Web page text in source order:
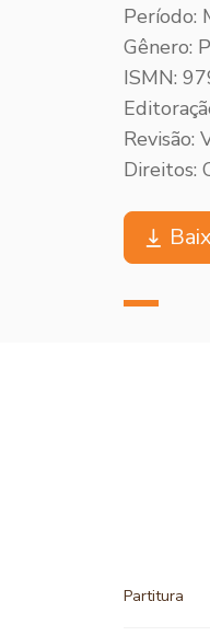
Período:
Gênero:
ISMN:
Revisão:
Direitos:
Partitura